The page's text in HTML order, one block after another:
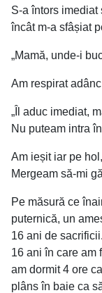
S-a întors imediat
încât m-a sfâșiat
„Mamă, unde-i
Am respirat
„Îl aduc imediat,
Nu puteam intra
Am ieșit iar pe
Mergeam să-mi
Pe măsură ce
puternică, un
16 ani de sacrificii.
16 ani în care am
am dormit 4 ore
plâns în baie ca